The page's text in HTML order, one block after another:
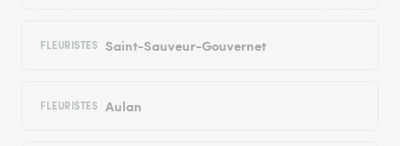
FLEURISTES Saint-Sauveur-Gouvernet
FLEURISTES Aulan